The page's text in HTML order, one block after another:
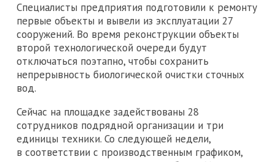
Специалисты предприятия подготовили к ремонту
первые объекты и вывели из эксплуатации 27
сооружений. Во время реконструкции объекты
второй технологической очереди будут
отключаться поэтапно, чтобы сохранить
непрерывность биологической очистки сточных
вод.
Сейчас на площадке задействованы 28
сотрудников подрядной организации и три
единицы техники. Со следующей недели,
в соответствии с производственным графиком,